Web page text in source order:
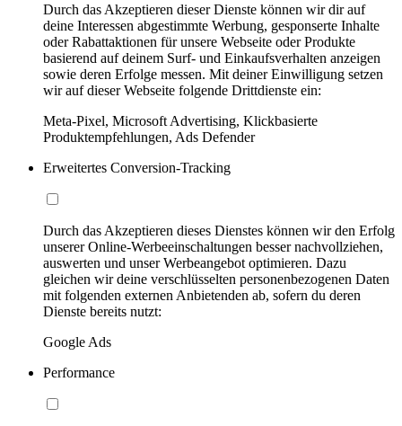
Durch das Akzeptieren dieser Dienste können wir dir auf
deine Interessen abgestimmte Werbung, gesponserte Inhalte
oder Rabattaktionen für unsere Webseite oder Produkte
basierend auf deinem Surf- und Einkaufsverhalten anzeigen
sowie deren Erfolge messen. Mit deiner Einwilligung setzen
wir auf dieser Webseite folgende Drittdienste ein:
Meta-Pixel, Microsoft Advertising, Klickbasierte
Produktempfehlungen, Ads Defender
Erweitertes Conversion-Tracking
Durch das Akzeptieren dieses Dienstes können wir den Erfolg
unserer Online-Werbeeinschaltungen besser nachvollziehen,
auswerten und unser Werbeangebot optimieren. Dazu
gleichen wir deine verschlüsselten personenbezogenen Daten
mit folgenden externen Anbietenden ab, sofern du deren
Dienste bereits nutzt:
Google Ads
Performance